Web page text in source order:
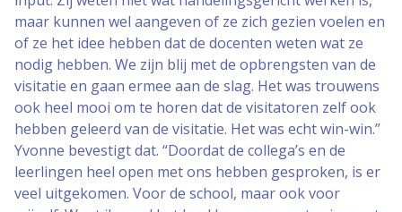
maar kunnen wel aangeven of ze zich gezien voelen en
of ze het idee hebben dat de docenten weten wat ze
nodig hebben. We zijn blij met de opbrengsten van de
visitatie en gaan ermee aan de slag. Het was trouwens
ook heel mooi om te horen dat de visitatoren zelf ook
hebben geleerd van de visitatie. Het was echt win-win.”
Yvonne bevestigt dat. “Doordat de collega’s en de
leerlingen heel open met ons hebben gesproken, is er
veel uitgekomen. Voor de school, maar ook voor